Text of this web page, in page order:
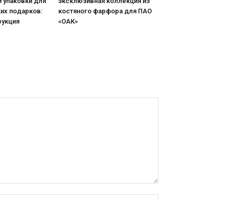
подарков:
костяного фарфора для ПАО
«ОАК»